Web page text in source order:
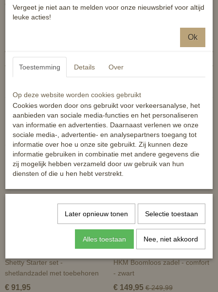
One Size (geschikt voor shetlander, A B pony)
EAN code
Reacties
Ook interessant
Shetty Starter set -
shetlandzadel met toebehoren
€ 91,95
HKM Boomloos zadel - comfort
- zwart
€ 149,95 € 249,99
Vergeet je niet aan te melden voor onze nieuwsbrief voor altijd
leuke acties!
Ok
Toestemming Details Over
Op deze website worden cookies gebruikt
Cookies worden door ons gebruikt voor verkeersanalyse, het
aanbieden van sociale media-functies en het personaliseren
van informatie en advertenties. Daarnaast verlenen we onze
sociale media-, advertentie- en analysepartners toegang tot
informatie over hoe u onze site gebruikt. Zij kunnen deze
informatie gebruiken in combinatie met andere gegevens die
zij mogelijk hebben verzameld door uw gebruik van hun
diensten of die u hen hebt verstrekt.
Later opnieuw tonen Selectie toestaan
Alles toestaan Nee, niet akkoord